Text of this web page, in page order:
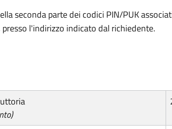
seconda parte dei codici PIN/PUK
l'indirizzo indicato dal richiedente.